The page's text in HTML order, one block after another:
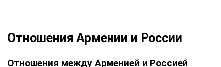
Отношения Армении и России
Отношения между Арменией и Россией